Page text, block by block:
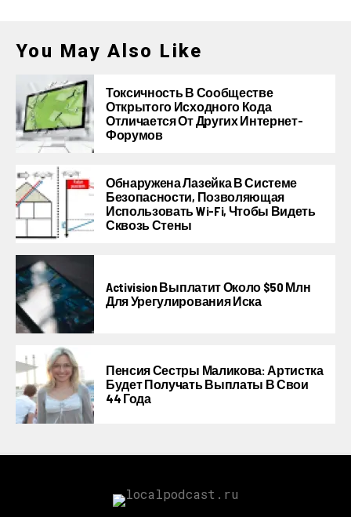
You May Also Like
Токсичность В Сообществе
Открытого Исходного Кода
Отличается От Других Интернет-
Форумов
Обнаружена Лазейка В Системе
Безопасности, Позволяющая
Использовать Wi-Fi, Чтобы Видеть
Сквозь Стены
Activision Выплатит Около $50 Млн
Для Урегулирования Иска
Пенсия Сестры Маликова: Артистка
Будет Получать Выплаты В Свои
44 Года